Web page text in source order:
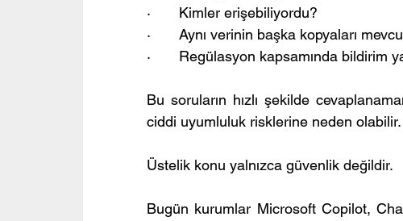
·       Kimler erişebiliyordu?
·       Aynı verinin başka kopyaları
·       Regülasyon kapsamında bildirim
Bu soruların hızlı şekilde
ciddi uyumluluk risklerine neden olabilir.
Üstelik konu yalnızca güvenlik değildir.
Bugün kurumlar Microsoft Copilot,